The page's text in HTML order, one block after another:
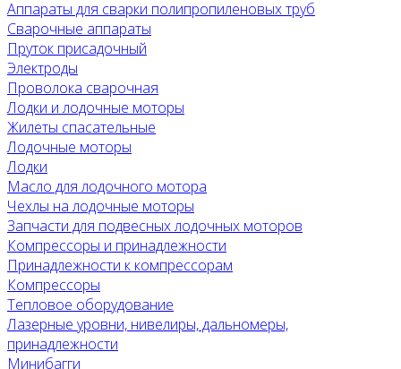
Аппараты для сварки полипропиленовых труб
Сварочные аппараты
Пруток присадочный
Электроды
Проволока сварочная
Лодки и лодочные моторы
Жилеты спасательные
Лодочные моторы
Лодки
Масло для лодочного мотора
Чехлы на лодочные моторы
Запчасти для подвесных лодочных моторов
Компрессоры и принадлежности
Принадлежности к компрессорам
Компрессоры
Тепловое оборудование
Лазерные уровни, нивелиры, дальномеры,
принадлежности
Минибагги